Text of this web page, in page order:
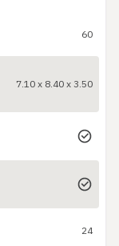
60
7.10 x 8.40 x 3.50
24